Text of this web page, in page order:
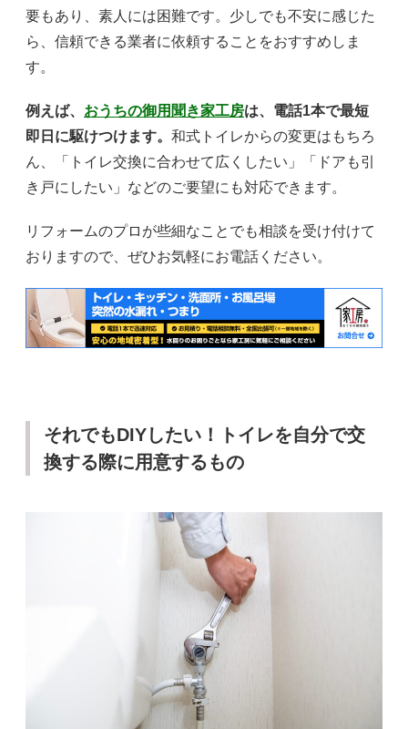
要もあり、素人には困難です。少しでも不安に感じた
ら、信頼できる業者に依頼することをおすすめしま
す。
例えば、 おうちの御用聞き家工房は、電話1本で最短
即日に駆けつけます。 和式トイレからの変更はもちろ
ん、「トイレ交換に合わせて広くしたい」「ドアも引
き戸にしたい」などのご要望にも対応できます。
リフォームのプロが些細なことでも相談を受け付けて
おりますので、ぜひお気軽にお電話ください。
それでもDIYしたい！トイレを自分で交
換する際に用意するもの